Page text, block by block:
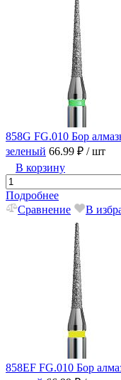
858G FG.010 Бор
зеленый 66.99 ₽ / шт
В корзину
Подробнее
Сравнение
В
858EF FG.010 Бор